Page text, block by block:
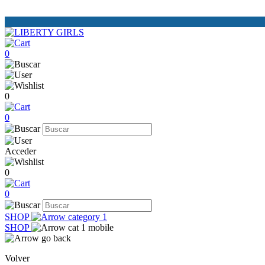
0
0
0
Acceder
0
0
SHOP
SHOP
Volver